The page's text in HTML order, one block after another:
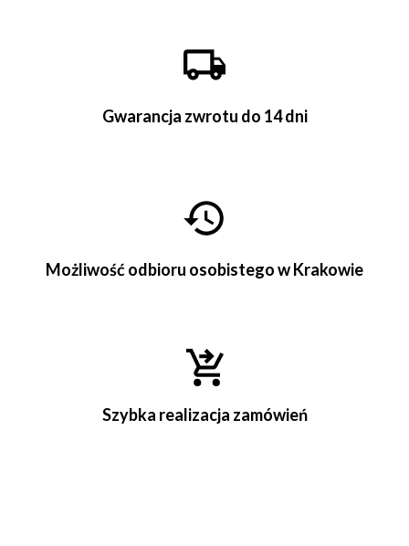
Gwarancja zwrotu do 14 dni
Możliwość odbioru osobistego w Krakowie
Szybka realizacja zamówień